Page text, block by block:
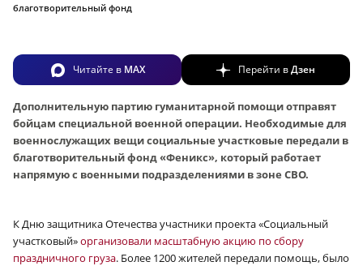
благотворительный фонд
Читайте в MAX Перейти вДзен
Дополнительную партию гуманитарной помощи отправят
бойцам специальной военной операции. Необходимые для
военнослужащих вещи социальные участковые передали в
благотворительный фонд «Феникс», который работает
напрямую с военными подразделениями в зоне СВО.
К Дню защитника Отечества участники проекта «Социальный
участковый»организовали масштабную акцию по сбору
праздничного груза. Более 1200 жителей передали помощь, было